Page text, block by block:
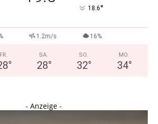
18.6°
1.2m/s 16%
FR.
°
SA.
28°
SO.
32°
MO.
34°
- Anzeige -